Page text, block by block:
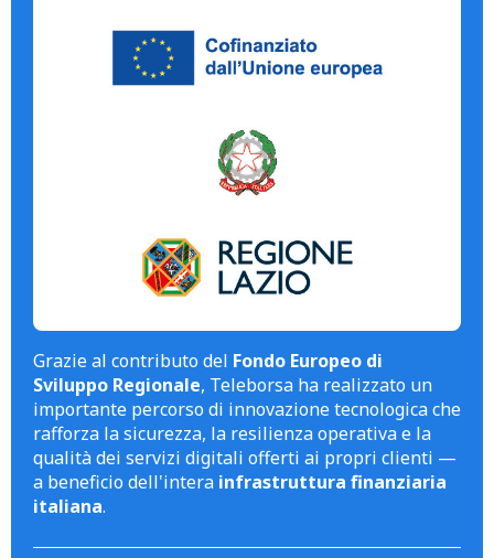
Grazie al contributo del Fondo Europeo di
Sviluppo Regionale, Teleborsa ha realizzato un
importante percorso di innovazione tecnologica che
rafforza la sicurezza, la resilienza operativa e la
qualità dei servizi digitali offerti ai propri clienti —
a beneficio dell'intera infrastruttura finanziaria
italiana.